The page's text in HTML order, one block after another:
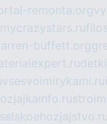
remonta.org
mycrazystars.ru
buffett.org
vsesvoimirykami.ru
selskoehozjajstvo.ru